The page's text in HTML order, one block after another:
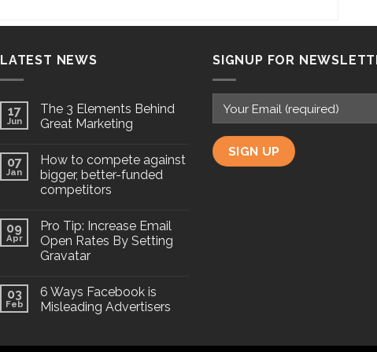
LATEST NEWS
17
Jun
The 3 Elements Behind
Great Marketing
07
Jan
How to compete against
bigger, better-funded
competitors
09
Apr
Pro Tip: Increase Email
Open Rates By Setting
Gravatar
03
Feb
6 Ways Facebook is
Misleading Advertisers
SIGNUP FOR